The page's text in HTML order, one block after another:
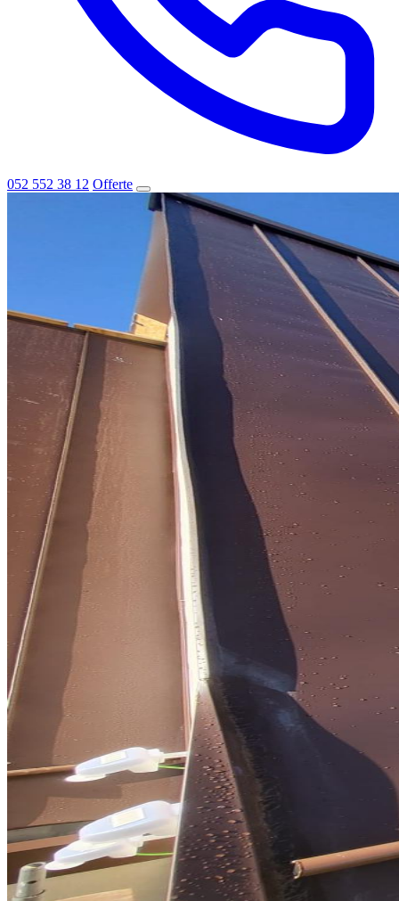
052 552 38 12 Offerte